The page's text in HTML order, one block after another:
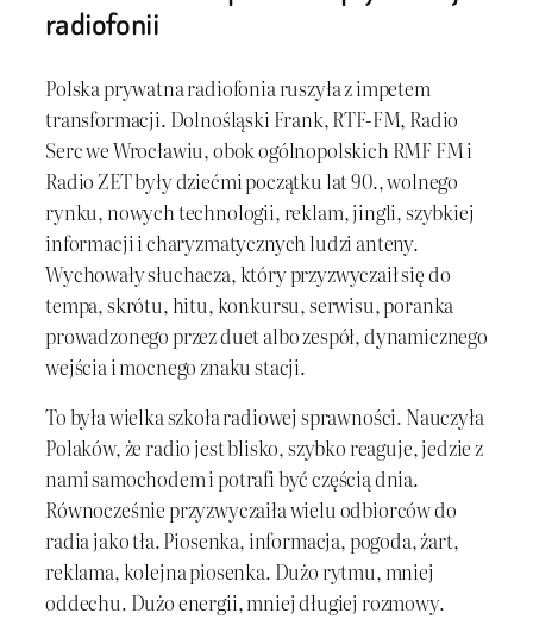
radiofonii
Polska prywatna radiofonia ruszyła z impetem
transformacji. Dolnośląski Frank, RTF-FM, Radio
Serc we Wrocławiu, obok ogólnopolskich RMF FM i
Radio ZET były dziećmi początku lat 90., wolnego
rynku, nowych technologii, reklam, jingli, szybkiej
informacji i charyzmatycznych ludzi anteny.
Wychowały słuchacza, który przyzwyczaił się do
tempa, skrótu, hitu, konkursu, serwisu, poranka
prowadzonego przez duet albo zespół, dynamicznego
wejścia i mocnego znaku stacji.
To była wielka szkoła radiowej sprawności. Nauczyła
Polaków, że radio jest blisko, szybko reaguje, jedzie z
nami samochodem i potrafi być częścią dnia.
Równocześnie przyzwyczaiła wielu odbiorców do
radia jako tła. Piosenka, informacja, pogoda, żart,
reklama, kolejna piosenka. Dużo rytmu, mniej
oddechu. Dużo energii, mniej długiej rozmowy.